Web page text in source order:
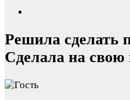
Решила сделать
Сделала на свою